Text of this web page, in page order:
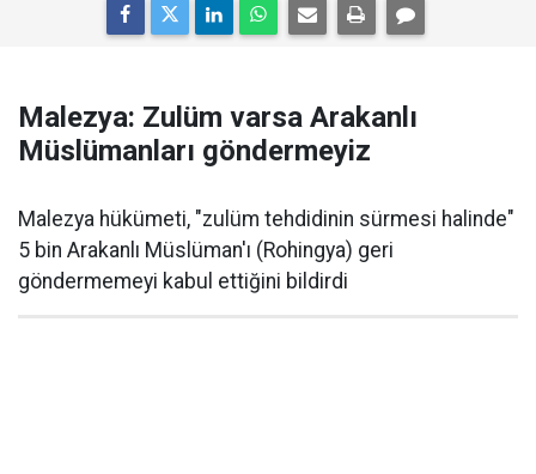
Malezya: Zulüm varsa Arakanlı
Müslümanları göndermeyiz
Malezya hükümeti, "zulüm tehdidinin sürmesi halinde"
5 bin Arakanlı Müslüman'ı (Rohingya) geri
göndermemeyi kabul ettiğini bildirdi